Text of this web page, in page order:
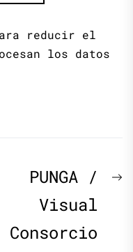
reducir el
los datos
PUNGA /
Visual
Consorcio